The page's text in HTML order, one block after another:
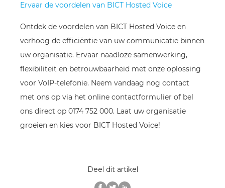
Ervaar de voordelen van BICT Hosted Voice
Ontdek de voordelen van BICT Hosted Voice en
verhoog de efficiëntie van uw communicatie binnen
uw organisatie. Ervaar naadloze samenwerking,
flexibiliteit en betrouwbaarheid met onze oplossing
voor VoIP-telefonie. Neem vandaag nog contact
met ons op via het online contactformulier of bel
ons direct op 0174 752 000. Laat uw organisatie
groeien en kies voor BICT Hosted Voice!
Deel dit artikel